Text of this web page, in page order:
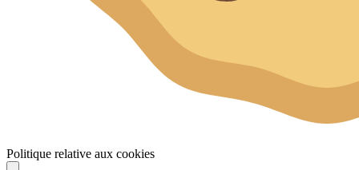
Politique relative aux cookies